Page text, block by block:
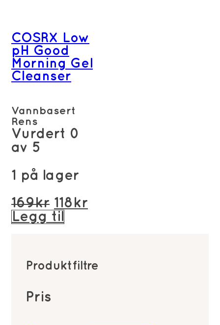
COSRX Low
pH Good
Morning Gel
Cleanser
Vannbasert
Rens
Vurdert 0
av 5
1 på lager
169kr Opprinnelig
pris
118 kr
Legg til
Produktfiltre
Pris